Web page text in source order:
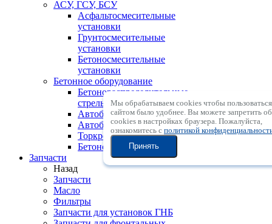
АСУ, ГСУ, БСУ
Асфальтосмесительные
установки
Грунтосмесительные
установки
Бетоносмесительные
установки
Бетонное оборудование
Бетонораспределительные
стрелы
Автобетононасосы
Автобетоносмесители
Торкрет-установки
Бетононасосы
Запчасти
Назад
Запчасти
Масло
Фильтры
Запчасти для установок ГНБ
Мы обрабатываем cookies чтобы
сайтом было удобнее. Вы можете запретить
сookies в настройках браузера. Пожалуйста,
ознакомитесь с политикой
Принять